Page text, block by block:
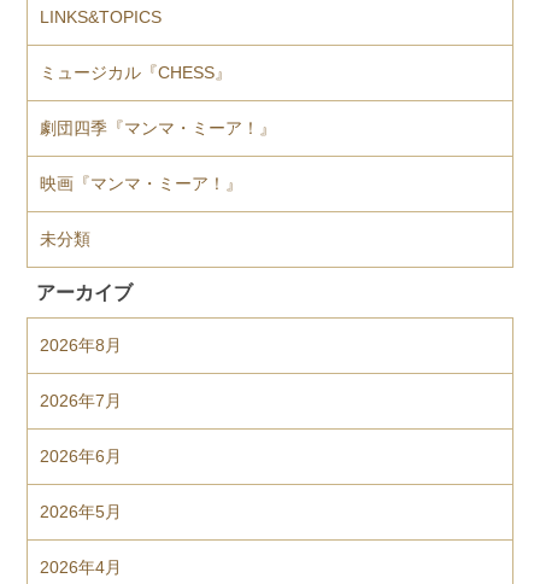
LINKS&TOPICS
ミュージカル『CHESS』
劇団四季『マンマ・ミーア！』
映画『マンマ・ミーア！』
未分類
アーカイブ
2026年8月
2026年7月
2026年6月
2026年5月
2026年4月